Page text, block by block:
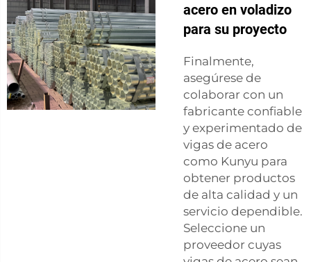
acero en voladizo
para su proyecto
Finalmente,
asegúrese de
colaborar con un
fabricante confiable
y experimentado de
vigas de acero
como Kunyu para
obtener productos
de alta calidad y un
servicio dependible.
Seleccione un
proveedor cuyas